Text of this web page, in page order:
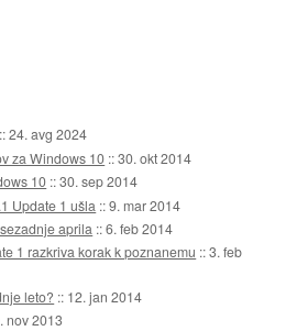
::24. avg 2024
za Windows 10 ::30. okt 2014
10 ::30. sep 2014
Update 1 ušla ::9. mar 2014
aprila ::6. feb 2014
1 razkriva korak k poznanemu ::3. feb
leto? :: 12. jan 2014
nov 2013